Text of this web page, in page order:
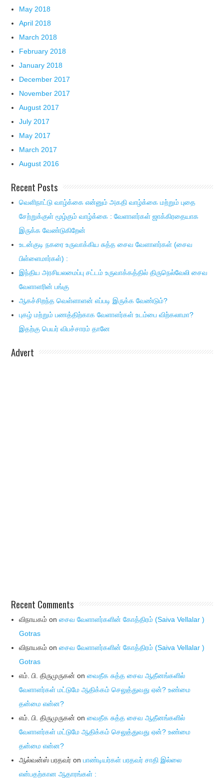
May 2018
April 2018
March 2018
February 2018
January 2018
December 2017
November 2017
August 2017
July 2017
May 2017
March 2017
August 2016
Recent Posts
வெளிநாட்டு வாழ்க்கை என்னும் அகதி வாழ்க்கை மற்றும் புதை
சேற்றுக்குள் மூழ்கும் வாழ்க்கை : வேளாளர்கள் ஜாக்கிரதையாக
இருக்க வேண்டுகிறேன்
உடன்குடி நகரை உருவாக்கிய சுத்த சைவ வேளாளர்கள் (சைவ
பிள்ளைமார்கள்) :
இந்திய அரசியலமைப்பு சட்டம் உருவாக்கத்தில் திருநெல்வேலி சைவ
வேளாளரின் பங்கு
ஆகச்சிறந்த வெள்ளாளன் எப்படி இருக்க வேண்டும்?
புகழ் மற்றும் பணத்திற்காக வேளாளர்கள் உடம்பை விற்கலாமா?
இதற்கு பெயர் விபச்சாரம் தானே
Advert
Recent Comments
விநாயகம் onசைவ வேளாளர்களின் கோத்திரம் (Saiva Vellalar )
Gotras
விநாயகம் onசைவ வேளாளர்களின் கோத்திரம் (Saiva Vellalar )
Gotras
எம். பி. திருமுருகன் onவைதீக சுத்த சைவ ஆதீனங்களில்
வேளாளர்கள் மட்டுமே ஆதிக்கம் செலுத்துவது ஏன்? உண்மை
தன்மை என்ன?
எம். பி. திருமுருகன் onவைதீக சுத்த சைவ ஆதீனங்களில்
வேளாளர்கள் மட்டுமே ஆதிக்கம் செலுத்துவது ஏன்? உண்மை
தன்மை என்ன?
ஆல்வன்ஸ் பரதவர் onபாண்டியர்கள் பரதவர் சாதி இல்லை
என்பதற்கான ஆதாரங்கள் :